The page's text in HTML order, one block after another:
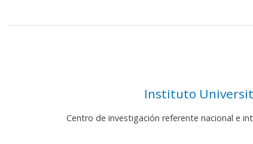
Instituto
Centro de investigación referente nacional e